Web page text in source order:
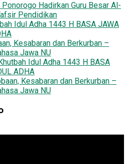
Ponorogo Hadirkan Guru Besar Al-
Pendidikan
Idul Adha 1443 H BASA JAWA
Kesabaran dan Berkurban –
Jawa NU
Khutbah Idul Adha 1443 H BASA
ADHA
Kesabaran dan Berkurban –
Jawa NU